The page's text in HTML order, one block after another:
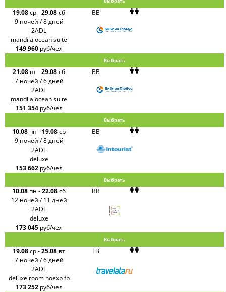
19.08ср-29.08сб
9 ночей / 8 дней
BB
2ADL
mandila ocean suite
149 960 руб/чел
Выбрать
21.08 пт-29.08сб
7 ночей / 6 дней
BB
2ADL
mandila ocean suite
151 354 руб/чел
Выбрать
10.08 пн - 19.08ср
9 ночей / 8 дней
BB
2ADL
deluxe
153 662 руб/чел
Выбрать
10.08 пн -22.08сб
12 ночей / 11 дней
BB
2ADL
deluxe
173 045 руб/чел
Выбрать
19.08ср-25.08 вт
7 ночей / 6 дней
FB
2ADL
deluxe room noexb fb
173 252 руб/чел